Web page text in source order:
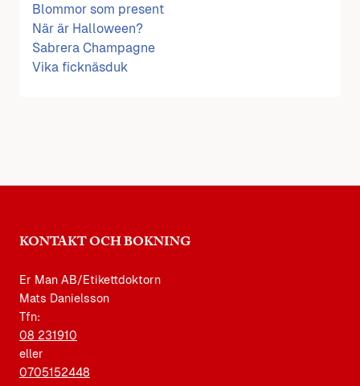
Blommor som present
När är Halloween?
Sabrera Champagne
Vika ficknäsduk
KONTAKT OCH BOKNING
Er Man AB/Etikettdoktorn
Mats Danielsson
Tfn:
08 231910
eller
0705152448